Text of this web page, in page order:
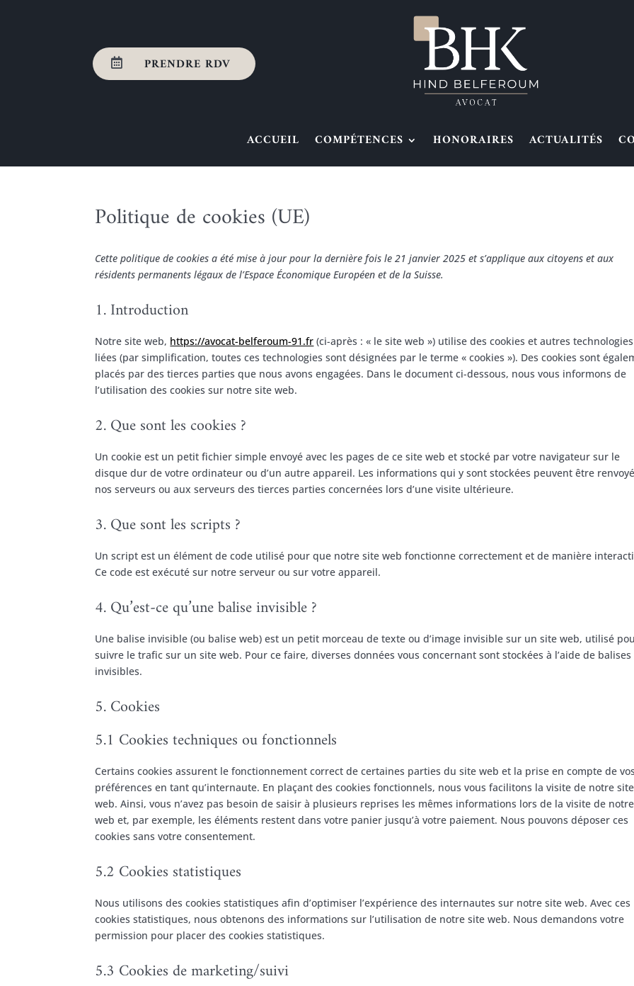
 PRENDRE RDV
ACCUEIL COMPÉTENCES HONORAIRES ACTUALITÉS
Politique de cookies (UE)
Cette politique de cookies a été mise à jour pour la dernière fois le 21 janvier 2025 et s’applique aux citoyens et aux
résidents permanents légaux de l’Espace Économique Européen et de la Suisse.
1. Introduction
Notre site web, https://avocat-belferoum-91.fr (ci-après : « le site web ») utilise des cookies et autres technologies
liées (par simplification, toutes ces technologies sont désignées par le terme « cookies »). Des cookies sont
placés par des tierces parties que nous avons engagées. Dans le document ci-dessous, nous vous informons de
l’utilisation des cookies sur notre site web.
2. Que sont les cookies ?
Un cookie est un petit fichier simple envoyé avec les pages de ce site web et stocké par votre navigateur sur le
disque dur de votre ordinateur ou d’un autre appareil. Les informations qui y sont stockées peuvent être
nos serveurs ou aux serveurs des tierces parties concernées lors d’une visite ultérieure.
3. Que sont les scripts ?
Un script est un élément de code utilisé pour que notre site web fonctionne correctement et de manière
Ce code est exécuté sur notre serveur ou sur votre appareil.
4. Qu’est-ce qu’une balise invisible ?
Une balise invisible (ou balise web) est un petit morceau de texte ou d’image invisible sur un site web, utilisé
suivre le trafic sur un site web. Pour ce faire, diverses données vous concernant sont stockées à l’aide de balises
invisibles.
5. Cookies
5.1 Cookies techniques ou fonctionnels
Certains cookies assurent le fonctionnement correct de certaines parties du site web et la prise en compte de vos
préférences en tant qu’internaute. En plaçant des cookies fonctionnels, nous vous facilitons la visite de notre site
web. Ainsi, vous n’avez pas besoin de saisir à plusieurs reprises les mêmes informations lors de la visite de
web et, par exemple, les éléments restent dans votre panier jusqu’à votre paiement. Nous pouvons déposer ces
cookies sans votre consentement.
5.2 Cookies statistiques
Nous utilisons des cookies statistiques afin d’optimiser l’expérience des internautes sur notre site web. Avec ces
cookies statistiques, nous obtenons des informations sur l’utilisation de notre site web. Nous demandons votre
permission pour placer des cookies statistiques.
5.3 Cookies de marketing/suivi